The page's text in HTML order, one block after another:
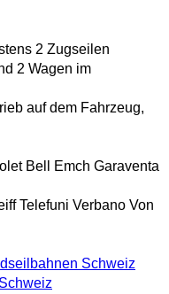
2 Zugseilen
2 Wagen im
auf dem Fahrzeug,
Bell Emch Garaventa
Telefuni Verbano Von
Schweiz